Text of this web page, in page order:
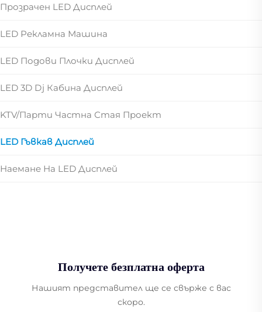
Прозрачен LED Дисплей
LED Рекламна Машина
LED Подови Плочки Дисплей
LED 3D Dj Кабина Дисплей
KTV/парти Частна Стая Проект
LED Гъвкав Дисплей
Наемане На LED Дисплей
Получете безплатна оферта
Нашият представител ще се свърже с вас
скоро.